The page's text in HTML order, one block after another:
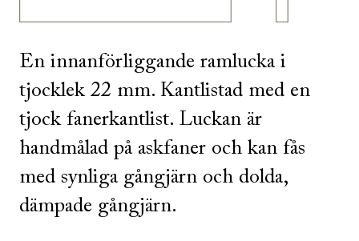
En innanförliggande ramlucka i
tjocklek 22 mm. Kantlistad med en
tjock fanerkantlist. Luckan är
handmålad på askfaner och kan fås
med synliga gångjärn och dolda,
dämpade gångjärn.